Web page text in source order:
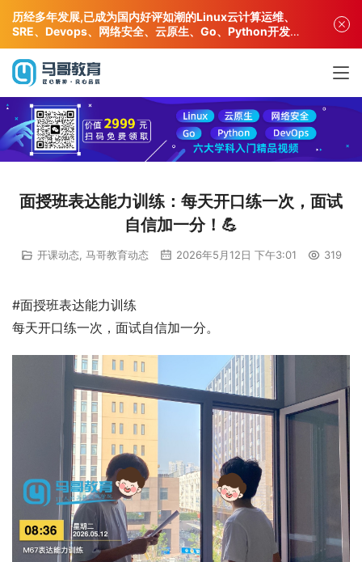
面授班表达能力训练：每天开口练一次，面试
自信加一分！💪
开课动态, 马哥教育动态 2026年5月12日 下午3:01 319
#面授班表达能力训练
每天开口练一次，面试自信加一分。
历经多年发展,已成为国内好评如潮的Linux云计算运维、
SRE、Devops、网络安全、云原生、Go、Python开发专
业人才培训机构!